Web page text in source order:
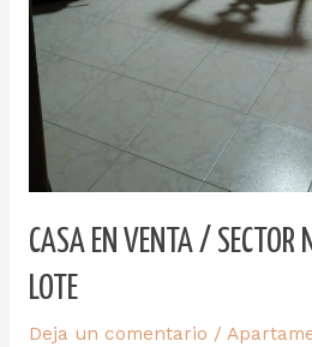
CASA EN VENTA /
LOTE
Deja un comentario /